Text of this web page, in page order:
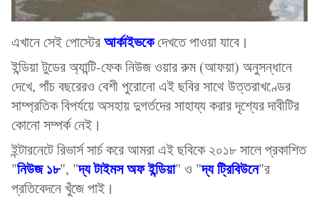
এখানে সেই পোস্টেরআর্কাইভকেদেখতে পাওয়া যাবে।
ইন্ডিয়া টুডের অ্যান্টি-ফেক নিউজ ওয়ার রুম (আফয়া) অনুসন্ধানে
দেখে, পাঁচ বছরেরও বেশী পুরোনো এই ছবির সাথে উত্তরাখণ্ডের
সাম্প্রতিক বিপর্যয়ে অসহায় দুগর্তদের সাহায্য করার দৃশ্যের দাবীটির
কোনো সম্পর্ক নেই।
ইন্টারনেটে রিভার্স সার্চ করে আমরা এই ছবিকে ২০১৮ সালে প্রকাশিত
"নিউজ ১৮", "দ্য টাইমস অফ ইন্ডিয়া" ও "দ্য ট্রিবিউনে"র
প্রতিবেদনে খুঁজে পাই।